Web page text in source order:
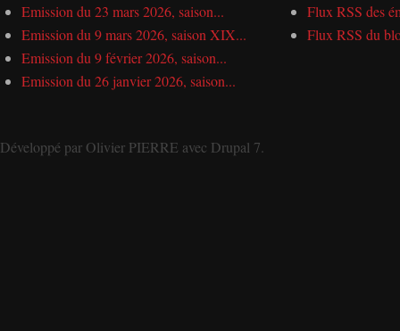
Emission du 23 mars 2026, saison...
Emission du 9 mars 2026, saison XIX...
Emission du 9 février 2026, saison...
Emission du 26 janvier 2026, saison...
Flux RSS des
Flux RSS du
Développé par Olivier PIERRE avec Drupal 7